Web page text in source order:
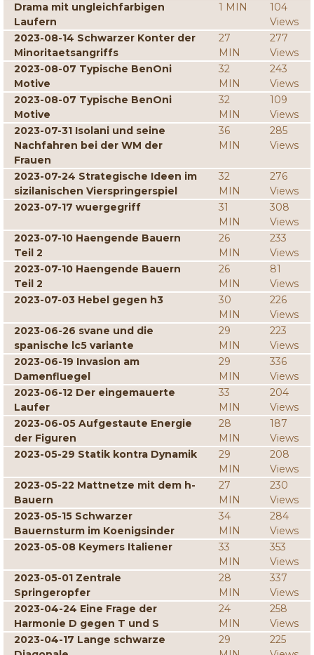
Drama mit ungleichfarbigen
Laufern
1 MIN
104
Views
2023-08-14 Schwarzer Konter der
Minoritaetsangriffs
27
MIN
277
Views
2023-08-07 Typische BenOni
Motive
32
MIN
243
Views
2023-08-07 Typische BenOni
Motive
32
MIN
109
Views
2023-07-31 Isolani und seine
Nachfahren bei der WM der
Frauen
36
MIN
285
Views
2023-07-24 Strategische Ideen im
sizilanischen Vierspringerspiel
32
MIN
276
Views
2023-07-17 wuergegriff
31
MIN
308
Views
2023-07-10 Haengende Bauern
Teil 2
26
MIN
233
Views
2023-07-10 Haengende Bauern
Teil 2
26
MIN
81
Views
2023-07-03 Hebel gegen h3
30
MIN
226
Views
2023-06-26 svane und die
spanische lc5 variante
29
MIN
223
Views
2023-06-19 Invasion am
Damenfluegel
29
MIN
336
Views
2023-06-12 Der eingemauerte
Laufer
33
MIN
204
Views
2023-06-05 Aufgestaute Energie
der Figuren
28
MIN
187
Views
2023-05-29 Statik kontra Dynamik
29
MIN
208
Views
2023-05-22 Mattnetze mit dem h-
Bauern
27
MIN
230
Views
2023-05-15 Schwarzer
Bauernsturm im Koenigsinder
34
MIN
284
Views
2023-05-08 Keymers Italiener
33
MIN
353
Views
2023-05-01 Zentrale
Springeropfer
28
MIN
337
Views
2023-04-24 Eine Frage der
Harmonie D gegen T und S
24
MIN
258
Views
2023-04-17 Lange schwarze
29
225